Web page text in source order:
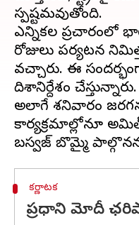
స్పష్టమవుతోంది.
ఎన్నికల ప్రచారంలో
రోజులు పర్యటన
వచ్చారు. ఈ
దిశానిర్దేశం చేస్తున్నారు.
అలాగే శనివారం
కార్యక్రమాల్లోనూ
కర్ణాటక
ప్రధాని మోదీ